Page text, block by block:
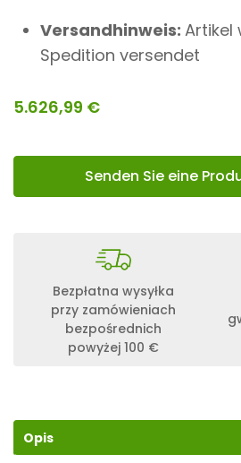
Versandhinweis: Artikel
Spedition versendet
5.626,99 €
Senden Sie eine
Bezpłatna wysyłka
przy zamówieniach
bezpośrednich
powyżej 100 €
Opis